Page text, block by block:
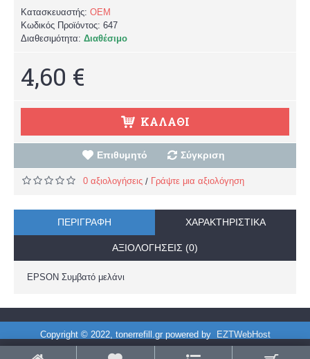
Κατασκευαστής: OEM
Κωδικός Προϊόντος: 647
Διαθεσιμότητα: Διαθέσιμο
4,60 €
ΚΑΛΆΘΙ
Επιθυμητό Σύγκριση
0 αξιολογήσεις / Γράψτε μια αξιολόγηση
ΠΕΡΙΓΡΑΦΉ ΧΑΡΑΚΤΗΡΙΣΤΙΚΆ
ΑΞΙΟΛΟΓΉΣΕΙΣ (0)
EPSON Συμβατό μελάνι
Copyright © 2022, tonerrefill.gr powered by EZTWebHost